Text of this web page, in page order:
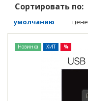
Сортировать по:
умолчанию цене
Новинка ХИТ %